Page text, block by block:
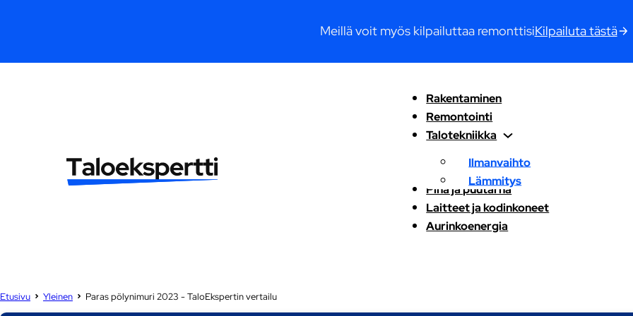
Meillä voit myös kilpailuttaa remonttisiKilpailuta tästä
Rakentaminen
Remontointi
Talotekniikka
Ilmanvaihto
Lämmitys
Piha ja puutarha
Laitteet ja kodinkoneet
Aurinkoenergia
Etusivu Yleinen Paras pölynimuri 2023 - TaloEkspertin vertailu